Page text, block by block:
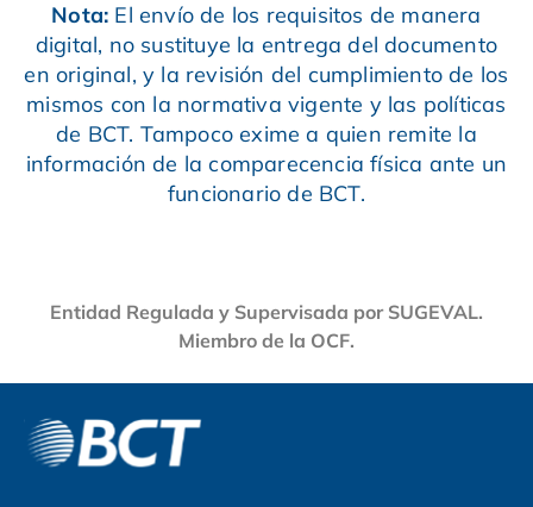
Nota: El envío de los requisitos de manera
digital, no sustituye la entrega del documento
en original, y la revisión del cumplimiento de los
mismos con la normativa vigente y las políticas
de BCT. Tampoco exime a quien remite la
información de la comparecencia física ante un
funcionario de BCT.
Entidad Regulada y Supervisada por SUGEVAL.
Miembro de la OCF.